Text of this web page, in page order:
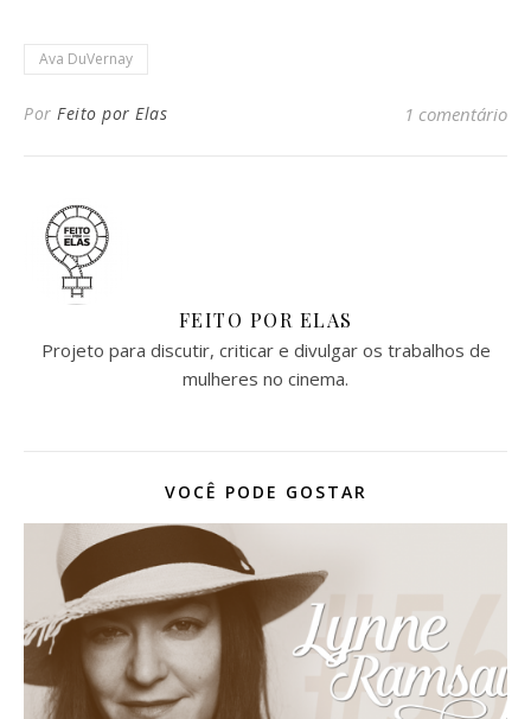
Ava DuVernay
Por Feito por Elas 1 comentário
FEITO POR ELAS
Projeto para discutir, criticar e divulgar os trabalhos de
mulheres no cinema.
VOCÊ PODE GOSTAR